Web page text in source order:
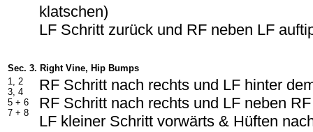
klatschen)
LF Schritt zurück und RF neben LF
Sec. 3. Right Vine, Hip Bumps
1, 2
3, 4
5 + 6
7 + 8
RF Schritt nach rechts und LF hinter
RF Schritt nach rechts und LF neben
LF kleiner Schritt vorwärts & Hüften